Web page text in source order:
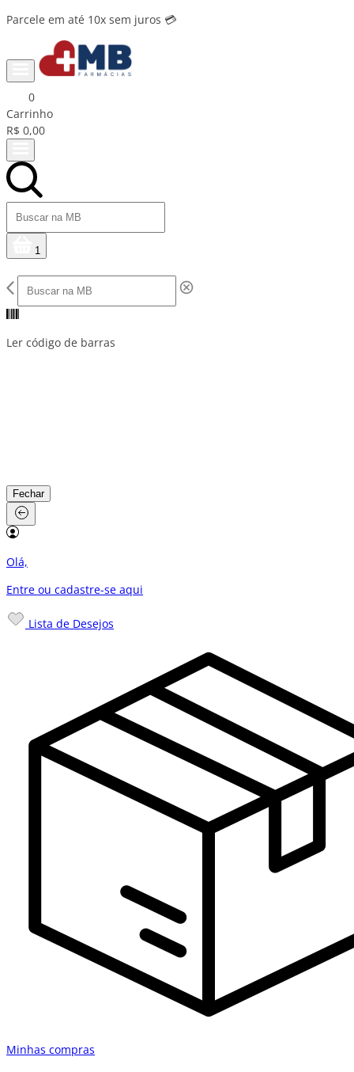
Parcele em até 10x sem juros 💳
0
Carrinho
R$ 0,00
1
Ler código de barras
Fechar
Olá,
Entre ou cadastre-se aqui
Lista de Desejos
Minhas compras